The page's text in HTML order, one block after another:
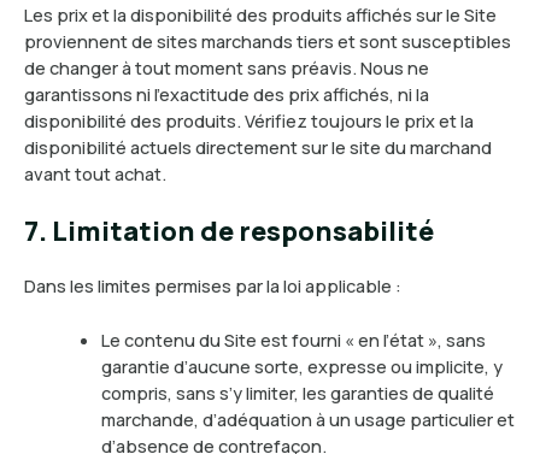
Les prix et la disponibilité des produits affichés sur le Site
proviennent de sites marchands tiers et sont susceptibles
de changer à tout moment sans préavis. Nous ne
garantissons ni l’exactitude des prix affichés, ni la
disponibilité des produits. Vérifiez toujours le prix et la
disponibilité actuels directement sur le site du marchand
avant tout achat.
7. Limitation de responsabilité
Dans les limites permises par la loi applicable :
Le contenu du Site est fourni « en l’état », sans
garantie d’aucune sorte, expresse ou implicite, y
compris, sans s’y limiter, les garanties de qualité
marchande, d’adéquation à un usage particulier et
d’absence de contrefaçon.